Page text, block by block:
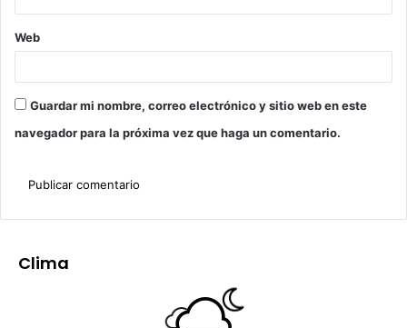
Web
Guardar mi nombre, correo electrónico y sitio web en este
navegador para la próxima vez que haga un comentario.
Clima